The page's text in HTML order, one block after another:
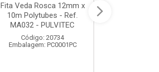
Fita Veda Rosca 12mm x
10m Polytubes - Ref.
MA032 - PULVITEC
Código: 20734
Embalagem: PC0001PC